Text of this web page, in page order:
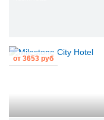
от 3653 руб